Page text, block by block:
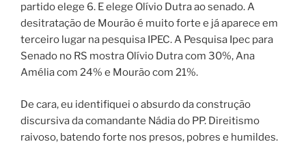
partido elege 6. E elege Olívio Dutra ao senado. A
desitratação de Mourão é muito forte e já aparece em
terceiro lugar na pesquisa IPEC. A Pesquisa Ipec para
Senado no RS mostra Olívio Dutra com 30%, Ana
Amélia com 24% e Mourão com 21%.
De cara, eu identifiquei o absurdo da construção
discursiva da comandante Nádia do PP. Direitismo
raivoso, batendo forte nos presos, pobres e humildes.